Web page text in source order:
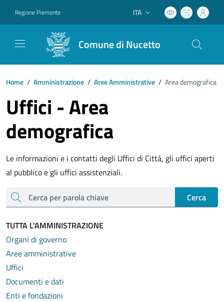
Regione Piemonte Lingua attiva:
ITA
Comune di Nucetto
Home / Amministrazione / Aree Amministrative / Area demografica
Uffici - Area
demografica
Le informazioni e i contatti degli Uffici di Città, gli uffici aperti
al pubblico e gli uffici assistenziali.
cerca
Cerca
TUTTA L'AMMINISTRAZIONE
Organi di governo
Aree amministrative
Uffici
Documenti e dati
Enti e fondazioni